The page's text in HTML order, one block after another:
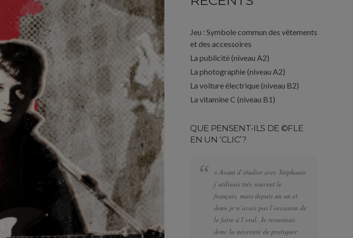
Jeu : Symbole commun des vêtements
et des accessoires
La publicité (niveau A2)
La photographie (niveau A2)
La voiture électrique (niveau B2)
La vitamine C (niveau B1)
QUE PENSENT-ILS DE ©FLE
EN UN ‘CLIC’?
« Avant d’étudier avec Stéphanie
j’utilisais très souvent le
français, mais depuis un an et
demi je n’avais pas l’occasion de
le faire à l’oral. Je ressentais
donc la nécessité de pratiquer